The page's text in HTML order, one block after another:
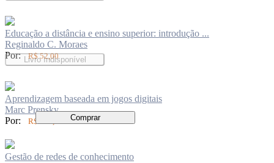
Educação a distância e ensino superior: introdução ...
Reginaldo C. Moraes
Por:
R$ 52,00
Livro Indisponível
Aprendizagem baseada em jogos digitais
Marc Prensky
Por:
R$ 199,00 Comprar
Gestão de redes de conhecimento